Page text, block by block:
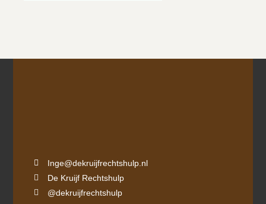
Inge@dekruijfrechtshulp.nl
De Kruijf Rechtshulp
@dekruijfrechtshulp